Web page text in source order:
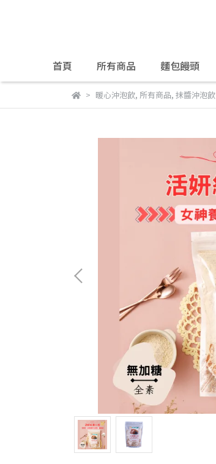
首頁 所有商品 麵包饅頭
暖心沖泡飲, 所有商品, 抹醬沖泡飲